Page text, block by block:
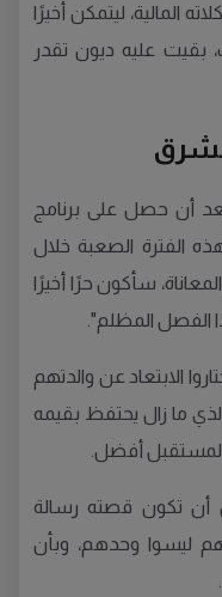
المالية، ليتمكن أخيرًا
عليه ديون تقدر
أن حصل على برنامج
الفترة الصعبة خلال
"بعد 33 عامًا من المعاناة، سأكون حرًا أخيرًا
الفصل المظلم".
الابتعاد عن والدتهم
الذي ما زال يحتفظ بقيمه
لمستقبل أفضل.
أن تكون قصته رسالة
ليسوا وحدهم، وبأن